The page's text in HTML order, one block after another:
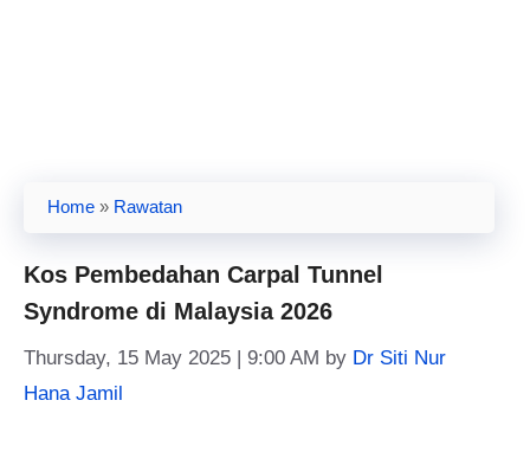
Home » Rawatan
Kos Pembedahan Carpal Tunnel
Syndrome di Malaysia 2026
Thursday, 15 May 2025 | 9:00 AM by Dr Siti Nur
Hana Jamil